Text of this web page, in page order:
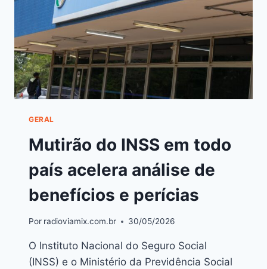
GERAL
Mutirão do INSS em todo
país acelera análise de
benefícios e perícias
Por radioviamix.com.br 30/05/2026
O Instituto Nacional do Seguro Social
(INSS) e o Ministério da Previdência Social